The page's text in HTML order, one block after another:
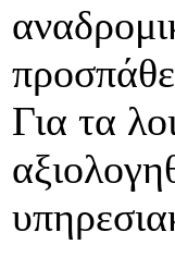
Για τα